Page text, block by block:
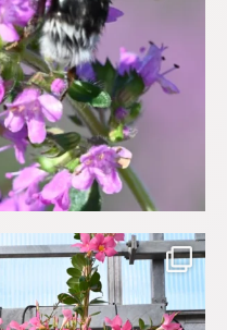
Bägarrankan
1